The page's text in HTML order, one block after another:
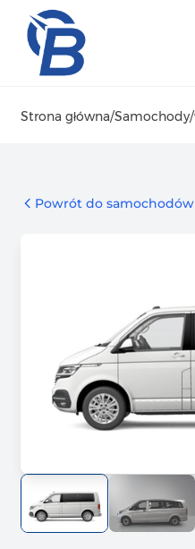
Strona główna/Samochody/
Powrót do samochodów